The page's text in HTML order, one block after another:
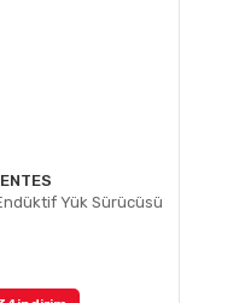
ENTES
Yük Sürücüsü